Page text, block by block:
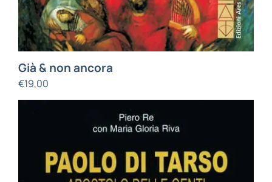
Già & non ancora
€19,00